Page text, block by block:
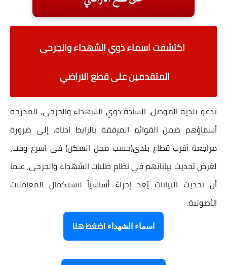
اكتشفت اسماء ذوي الشهداء والجرحى
المتقدمين على قطع الاراضي
تدعو بلدية الموصل، السادة ذوي الشهداء والجرحى، المدرجة
أسماؤهم ضمن القوائم المرفقة بالرابط ادناه، إلى ضرورة
مراجعة أقرب قطاع بلدي(حسب محل السكن) في اسرع وقت،
لغرض تحديث بياناتهم في نظام طلبات الشهداء والجرحى،علما
أن تحديث البيانات يُعد إجراءً أساسياً لاستكمال المعاملات
الأصولية.
اسماء الشهداء اضغط هنا